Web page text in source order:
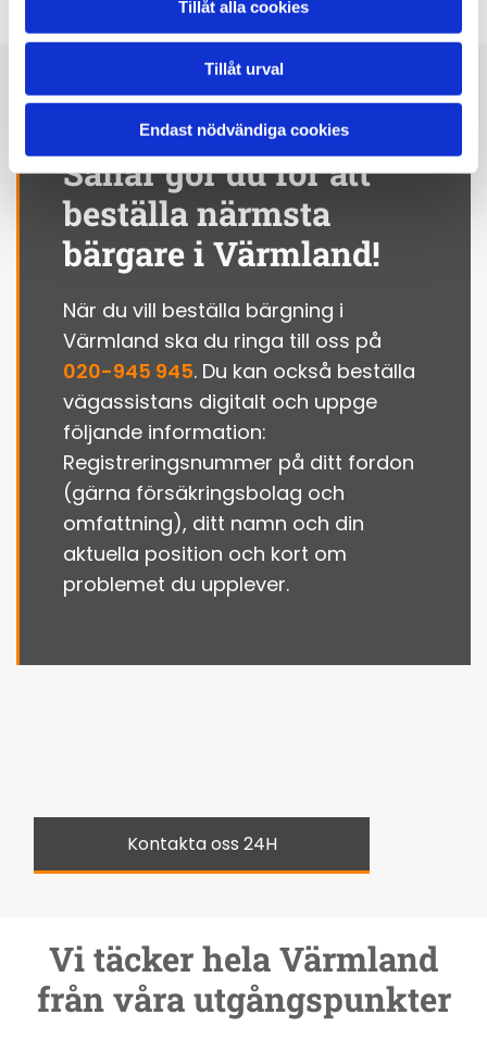
Tillåt alla cookies
Tillåt urval
Endast nödvändiga cookies
Såhär gör du för att
beställa närmsta
bärgare i Värmland!
När du vill beställa bärgning i
Värmland ska du ringa till oss på
020-945 945. Du kan också beställa
vägassistans digitalt och uppge
följande information:
Registreringsnummer på ditt fordon
(gärna försäkringsbolag och
omfattning), ditt namn och din
aktuella position och kort om
problemet du upplever.
Kontakta oss 24H
Vi täcker hela Värmland
från våra utgångspunkter